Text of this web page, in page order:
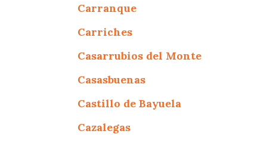
Carranque
Carriches
Casarrubios del Monte
Casasbuenas
Castillo de Bayuela
Cazalegas